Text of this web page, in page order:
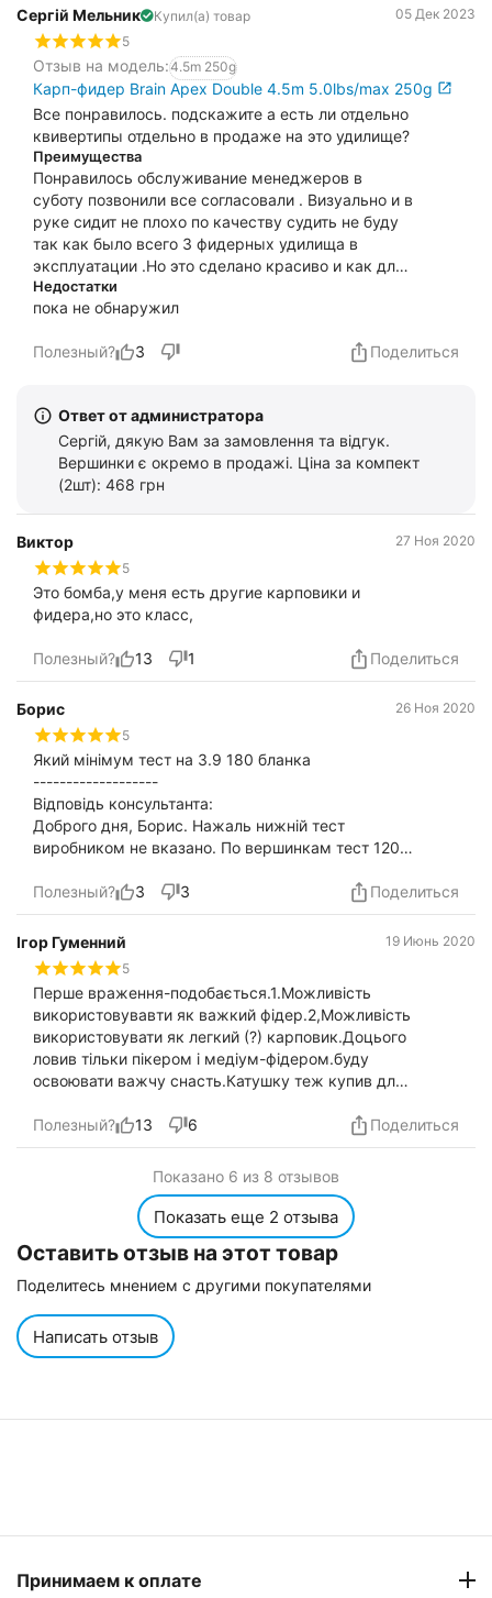
Сергій Мельник Купил(а) товар
05 Дек 2023
5
Отзыв на модель:4.5m 250g
Карп-фидер Brain Apex Double 4.5m 5.0lbs/max 250g
Все понравилось. подскажите а есть ли отдельно
квивертипы отдельно в продаже на это удилище?
Преимущества
Понравилось обслуживание менеджеров в
суботу позвонили все согласовали . Визуально и в
руке сидит не плохо по качеству судить не буду
так как было всего 3 фидерных удилища в
эксплуатации .Но это сделано красиво и как для
меня по качеству лучше моих фанатик и флагман
.
Недостатки
пока не обнаружил
Полезный? 3 Поделиться
Ответ от администратора
Сергій, дякую Вам за замовлення та відгук.
Вершинки є окремо в продажі. Ціна за компект
(2шт): 468 грн
Виктор
27 Ноя 2020
5
Это бомба,у меня есть другие карповики и
фидера,но это класс,
Полезный? 13 1 Поделиться
Борис
26 Ноя 2020
5
Який мінімум тест на 3.9 180 бланка
-------------------
Відповідь консультанта:
Доброго дня, Борис. Нажаль нижній тест
виробником не вказано. По вершинкам тест 120-
Полезный?
3 3 Поделиться
Ігор Гуменний
19 Июнь 2020
5
Перше враження-подобається.1.Можливість
використовувавти як важкий фідер.2,Можливість
використовувати як легкий (?) карповик.Доцього
ловив тільки пікером і медіум-фідером.буду
освоювати важчу снасть.Катушку теж купив для
менеджер дуже швидко
опрацюввав.проконсультував.Купував вже тут
кілька рокув тому два спінінги ''шімановські''.все
Полезный? 13 6 Поделиться
Показано 6 из 8 отзывов
Показать еще 2 отзыва
Оставить отзыв на этот товар
Поделитесь мнением с другими покупателями
Написать отзыв
Принимаем к оплате